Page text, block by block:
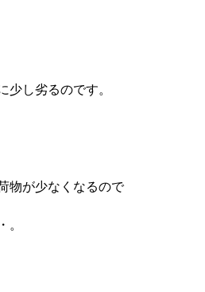
少し劣るのです。
物が少なくなるので
。